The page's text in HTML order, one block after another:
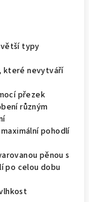
větší typy
které nevytváří
přezek
různým
pohodlí
pěnou s
po celou dobu